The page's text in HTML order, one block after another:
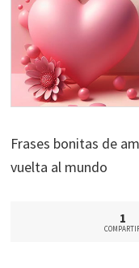
Frases bonitas de
vuelta al mundo
1